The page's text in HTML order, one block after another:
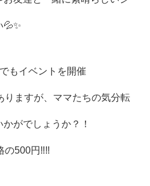
💦✨
もイベントを開催
りますが、ママたちの気分転
がでしょうか？！
の500円‼️‼️